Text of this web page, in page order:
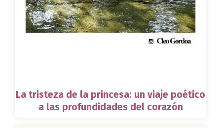
La tristeza de la princesa: un viaje poético
a las profundidades del corazón